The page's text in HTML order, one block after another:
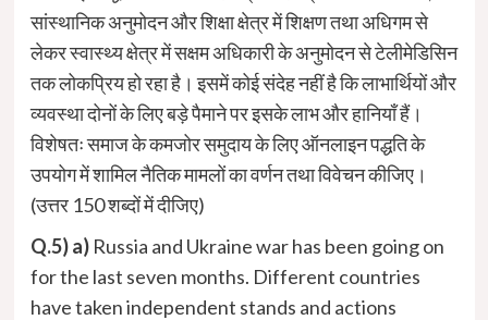
सांस्थानिक अनुमोदन और शिक्षा क्षेत्र में शिक्षण तथा अधिगम से
लेकर स्वास्थ्य क्षेत्र में सक्षम अधिकारी के अनुमोदन से टेलीमेडिसिन
तक लोकप्रिय हो रहा है। इसमें कोई संदेह नहीं है कि लाभार्थियों और
व्यवस्था दोनों के लिए बड़े पैमाने पर इसके लाभ और हानियाँ हैं।
विशेषतः समाज के कमजोर समुदाय के लिए ऑनलाइन पद्धति के
उपयोग में शामिल नैतिक मामलों का वर्णन तथा विवेचन कीजिए।
(उत्तर 150 शब्दों में दीजिए)
Q.5) a)Russia and Ukraine war has been going on
for the last seven months. Different countries
have taken independent stands and actions